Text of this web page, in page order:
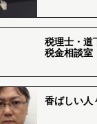
税理士・道
税金相談室
香ばしい